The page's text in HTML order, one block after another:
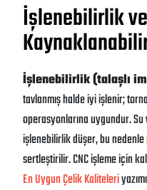
İşlenebilirlik ve
İşlenebilirlik (talaşlı
tavlanmış halde iyi işlenir;
operasyonlarına uygundur.
işlenebilirlik düşer, bu
sertleştirilir. CNC işleme için
En Uygun Çelik Kaliteleri